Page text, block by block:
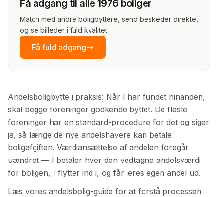
Få adgang til alle 1976 boliger
Match med andre boligbyttere, send beskeder direkte,
og se billeder i fuld kvalitet.
Få fuld adgang
Andelsboligbytte i praksis: Når I har fundet hinanden,
skal begge foreninger godkende byttet. De fleste
foreninger har en standard-procedure for det og siger
ja, så længe de nye andelshavere kan betale
boligafgiften. Værdiansættelse af andelen foregår
uændret — I betaler hver den vedtagne andelsværdi
for boligen, I flytter ind i, og får jeres egen andel ud.
Læs vores andelsbolig-guide for at forstå processen